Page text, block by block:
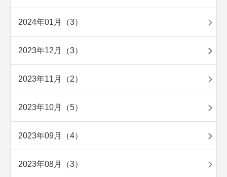
2024年01月（3）
2023年12月（3）
2023年11月（2）
2023年10月（5）
2023年09月（4）
2023年08月（3）